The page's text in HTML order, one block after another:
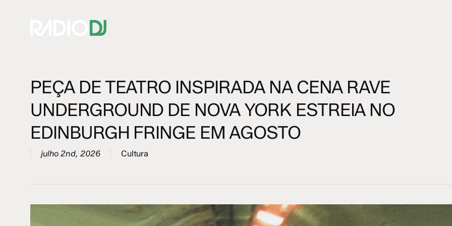
Hit enter to search or ESC to close
PEÇA DE TEATRO INSPIRADA NA CENA RAVE
UNDERGROUND DE NOVA YORK ESTREIA NO
EDINBURGH FRINGE EM AGOSTO
julho 2nd, 2026 Cultura